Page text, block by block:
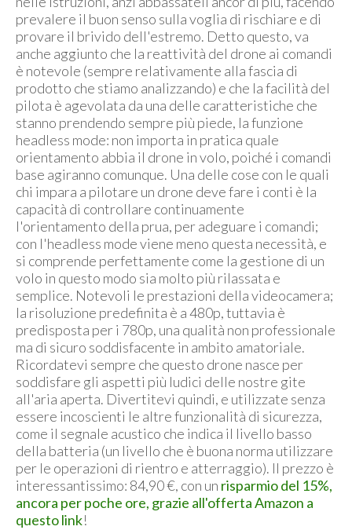
prevalere il buon senso sulla voglia di rischiare e di
provare il brivido dell'estremo. Detto questo, va
anche aggiunto che la reattività del drone ai comandi
è notevole (sempre relativamente alla fascia di
prodotto che stiamo analizzando) e che la facilità del
pilota è agevolata da una delle caratteristiche che
stanno prendendo sempre più piede, la funzione
headless mode: non importa in pratica quale
orientamento abbia il drone in volo, poiché i comandi
base agiranno comunque. Una delle cose con le quali
chi impara a pilotare un drone deve fare i conti è la
capacità di controllare continuamente
l'orientamento della prua, per adeguare i comandi;
con l'headless mode viene meno questa necessità, e
si comprende perfettamente come la gestione di un
volo in questo modo sia molto più rilassata e
semplice. Notevoli le prestazioni della videocamera;
la risoluzione predefinita è a 480p, tuttavia è
predisposta per i 780p, una qualità non professionale
ma di sicuro soddisfacente in ambito amatoriale.
Ricordatevi sempre che questo drone nasce per
soddisfare gli aspetti più ludici delle nostre gite
all'aria aperta. Divertitevi quindi, e utilizzate senza
essere incoscienti le altre funzionalità di sicurezza,
come il segnale acustico che indica il livello basso
della batteria (un livello che è buona norma utilizzare
per le operazioni di rientro e atterraggio). Il prezzo è
interessantissimo: 84,90 €, con un risparmio del 15%,
ancora per poche ore, grazie all'offerta Amazon a
questo link!